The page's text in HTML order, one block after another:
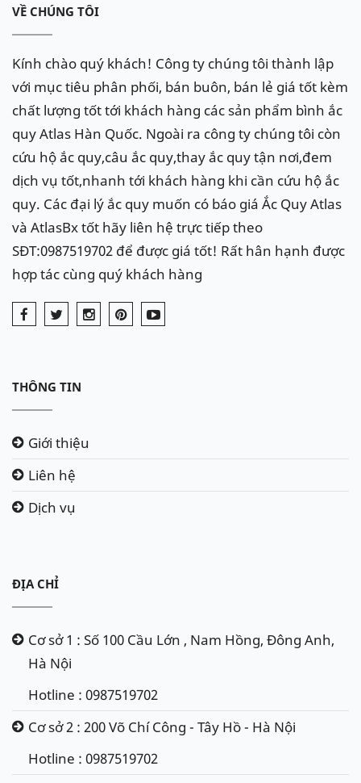
VỀ CHÚNG TÔI
Kính chào quý khách! Công ty chúng tôi thành lập
với mục tiêu phân phối, bán buôn, bán lẻ giá tốt kèm
chất lượng tốt tới khách hàng các sản phẩm bình ắc
quy Atlas Hàn Quốc. Ngoài ra công ty chúng tôi còn
cứu hộ ắc quy,câu ắc quy,thay ắc quy tận nơi,đem
dịch vụ tốt,nhanh tới khách hàng khi cần cứu hộ ắc
quy. Các đại lý ắc quy muốn có báo giá Ắc Quy Atlas
và AtlasBx tốt hãy liên hệ trực tiếp theo
SĐT:0987519702 để được giá tốt! Rất hân hạnh được
hợp tác cùng quý khách hàng
THÔNG TIN
Giới thiệu
Liên hệ
Dịch vụ
ĐỊA CHỈ
Cơ sở 1 : Số 100 Cầu Lớn , Nam Hồng, Đông Anh,
Hà Nội
Hotline : 0987519702
Cơ sở 2 : 200 Võ Chí Công - Tây Hồ - Hà Nội
Hotline : 0987519702